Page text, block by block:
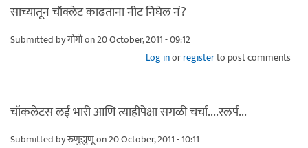
साच्यातून चॉक्लेट काढताना नीट निघेल नं?
Submitted byगोगोon 20 October, 2011 - 09:12
Log inorregisterto post comments
चॉकलेटस लई भारी आणि त्याहीपेक्षा सगळी चर्चा....स्लर्प...
Submitted byरुणुझुणूon 20 October, 2011 - 10:11